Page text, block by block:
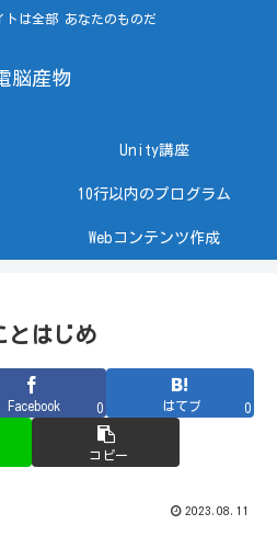
トは全部 あなたのものだ
脳産物
Unity講座
10行以内のプログラム
Webコンテンツ作成
とはじめ
Facebook 0 はてブ 0
コピー
2023.08.11